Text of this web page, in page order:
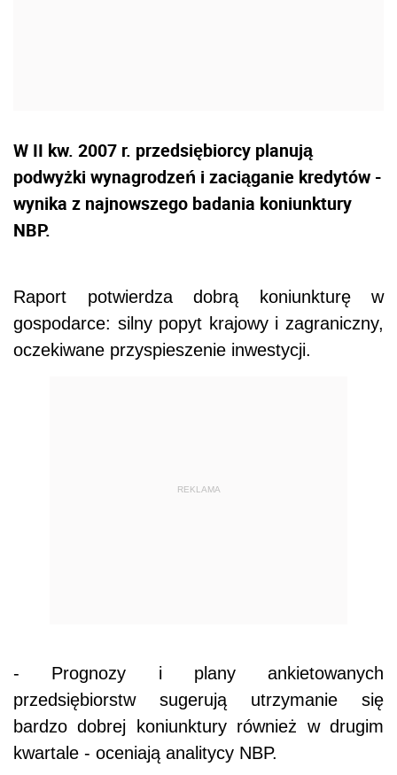
W II kw. 2007 r. przedsiębiorcy planują
podwyżki wynagrodzeń i zaciąganie kredytów -
wynika z najnowszego badania koniunktury
NBP.
Raport potwierdza dobrą koniunkturę w
gospodarce: silny popyt krajowy i zagraniczny,
oczekiwane przyspieszenie inwestycji.
REKLAMA
- Prognozy i plany ankietowanych
przedsiębiorstw sugerują utrzymanie się
bardzo dobrej koniunktury również w drugim
kwartale - oceniają analitycy NBP.